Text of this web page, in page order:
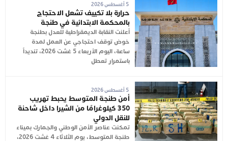
5 أغسطس 2026
حرارة بلا تكييف تشعل الاحتجاج
بالمحكمة الابتدائية في طنجة
أعلنت النقابة الديمقراطية للعدل بطنجة
خوض توقف احتجاجي عن العمل لمدة
ساعة، اليوم الأربعاء 5 غشت 2026، تنديداً
باستمرار تعطل
5 أغسطس 2026
أمن طنجة المتوسط يحبط تهريب
350 كيلوغرامًا من الشيرا داخل شاحنة
للنقل الدولي
تمكنت عناصر الأمن الوطني والجمارك بميناء
طنجة المتوسط، يوم الثلاثاء 4 غشت 2026،